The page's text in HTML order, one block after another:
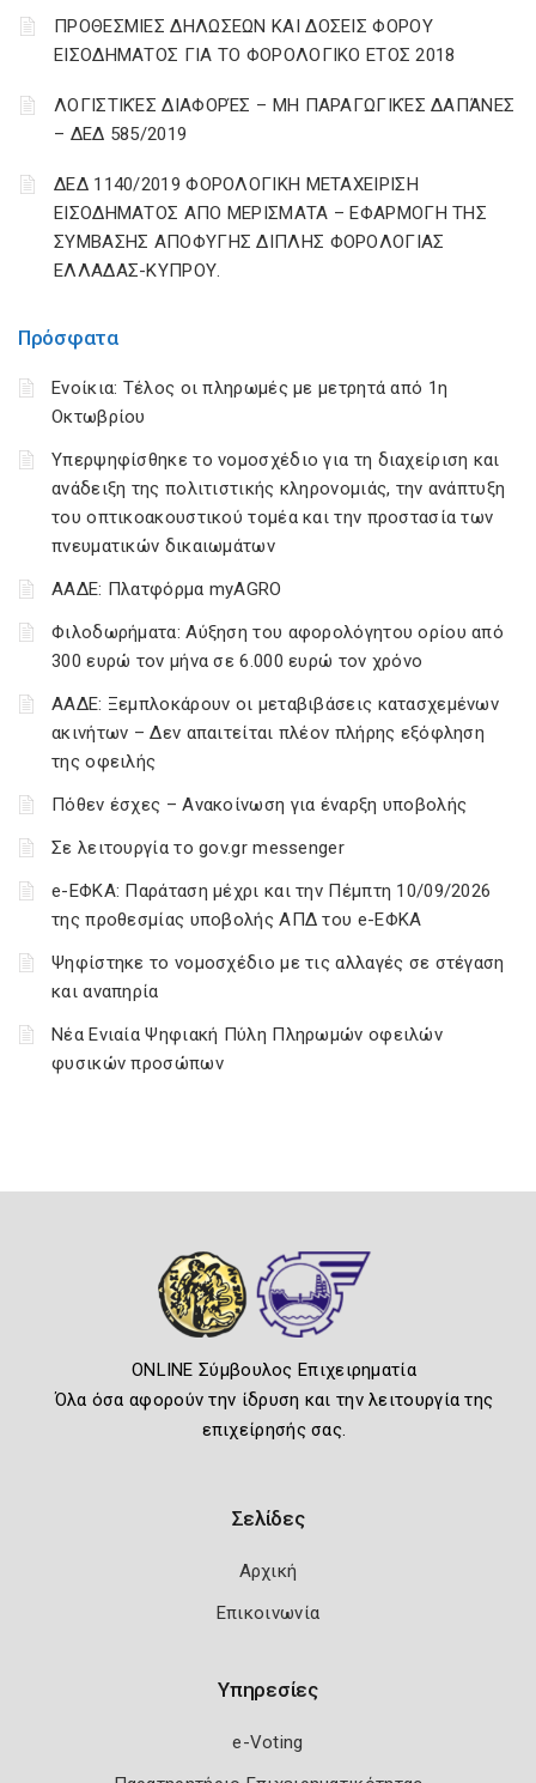
Πρόσφατα
Ενοίκια: Τέλος οι πληρωμές με μετρητά από 1η
Οκτωβρίου
Υπερψηφίσθηκε το νομοσχέδιο για τη διαχείριση και
ανάδειξη της πολιτιστικής κληρονομιάς, την ανάπτυξη
του οπτικοακουστικού τομέα και την προστασία των
πνευματικών δικαιωμάτων
ΑΑΔΕ: Πλατφόρμα myAGRO
Φιλοδωρήματα: Αύξηση του αφορολόγητου ορίου από
300 ευρώ τον μήνα σε 6.000 ευρώ τον χρόνο
ΑΑΔΕ: Ξεμπλοκάρουν οι μεταβιβάσεις κατασχεμένων
ακινήτων – Δεν απαιτείται πλέον πλήρης εξόφληση
της οφειλής
Πόθεν έσχες – Ανακοίνωση για έναρξη υποβολής
Σε λειτουργία το gov.gr messenger
e-ΕΦΚΑ: Παράταση μέχρι και την Πέμπτη 10/09/2026
της προθεσμίας υποβολής ΑΠΔ του e-ΕΦΚΑ
Ψηφίστηκε το νομοσχέδιο με τις αλλαγές σε στέγαση
και αναπηρία
Νέα Ενιαία Ψηφιακή Πύλη Πληρωμών οφειλών
φυσικών προσώπων
ΠΡΟΘΕΣΜΙΕΣ ΔΗΛΩΣΕΩΝ ΚΑΙ ΔΟΣΕΙΣ ΦΟΡΟΥ
ΕΙΣΟΔΗΜΑΤΟΣ ΓΙΑ ΤΟ ΦΟΡΟΛΟΓΙΚΟ ΕΤΟΣ 2018
ΛΟΓΙΣΤΙΚΈΣ ΔΙΑΦΟΡΈΣ – ΜΗ ΠΑΡΑΓΩΓΙΚΈΣ ΔΑΠΆΝΕΣ
– ΔΕΔ 585/2019
ΔΕΔ 1140/2019 ΦΟΡΟΛΟΓΙΚΗ ΜΕΤΑΧΕΙΡΙΣΗ
ΕΙΣΟΔΗΜΑΤΟΣ ΑΠΟ ΜΕΡΙΣΜΑΤΑ – ΕΦΑΡΜΟΓΗ ΤΗΣ
ΣΥΜΒΑΣΗΣ ΑΠΟΦΥΓΗΣ ΔΙΠΛΗΣ ΦΟΡΟΛΟΓΙΑΣ
ΕΛΛΑΔΑΣ-ΚΥΠΡΟΥ.
ONLINE Σύμβουλος Επιχειρηματία
Όλα όσα αφορούν την ίδρυση και την λειτουργία της
επιχείρησής σας.
Σελίδες
Αρχική
Επικοινωνία
Υπηρεσίες
e-Voting